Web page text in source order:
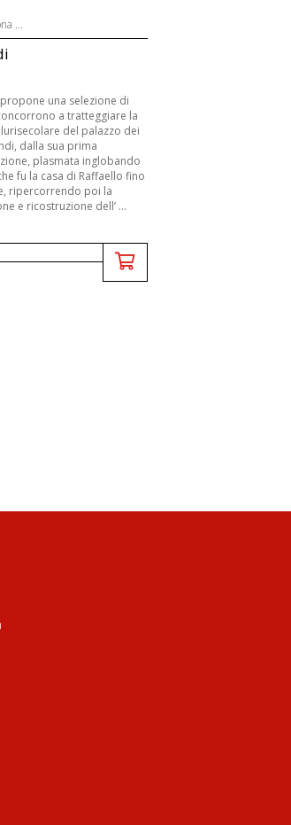
...
una selezione di
a tratteggiare la
del palazzo dei
dalla sua prima
plasmata inglobando
fu la casa di Raffaello fino
ripercorrendo poi la
e ricostruzione dell’ ...